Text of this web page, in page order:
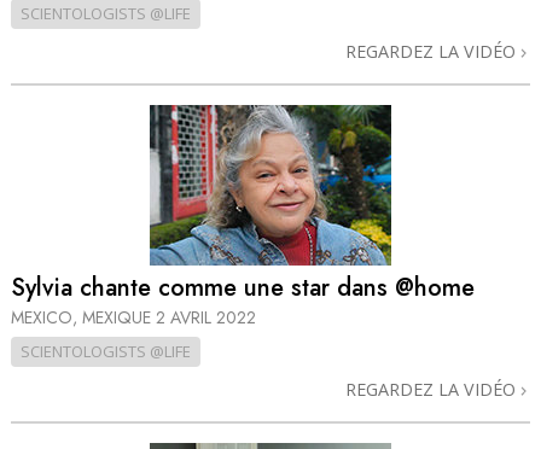
SCIENTOLOGISTS @LIFE
REGARDEZ LA VIDÉO
Sylvia chante comme une star dans @home
MEXICO, MEXIQUE 2 AVRIL 2022
SCIENTOLOGISTS @LIFE
REGARDEZ LA VIDÉO